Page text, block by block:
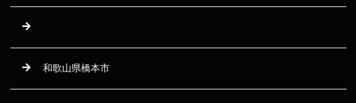
和歌山県橋本市